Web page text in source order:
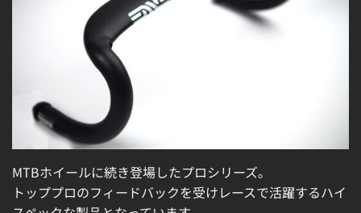
MTBホイールに続き登場したプロシリーズ。
トッププロのフィードバックを受けレースで活躍するハイ